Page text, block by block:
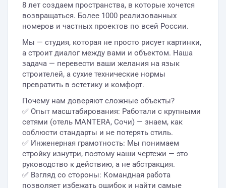
8 лет создаем пространства, в которые хочется
возвращаться. Более 1000 реализованных
номеров и частных проектов по всей России.
Мы — студия, которая не просто рисует картинки,
а строит диалог между вами и объектом. Наша
задача — перевести ваши желания на язык
строителей, а сухие технические нормы
превратить в эстетику и комфорт.
Почему нам доверяют сложные объекты?
✅ Опыт масштабирования: Работали с крупными
сетями (отель MANTERA, Сочи) — знаем, как
соблюсти стандарты и не потерять стиль.
✅ Инженерная грамотность: Мы понимаем
стройку изнутри, поэтому наши чертежи — это
руководство к действию, а не абстракция.
✅ Взгляд со стороны: Командная работа
позволяет избежать ошибок и найти самые